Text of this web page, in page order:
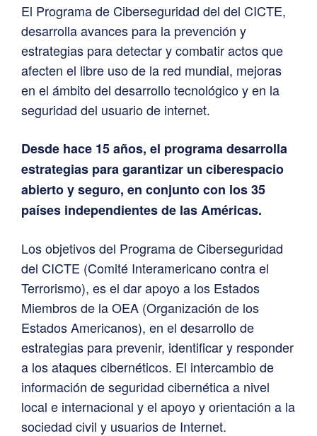
El Programa de Ciberseguridad del del CICTE,
desarrolla avances para la prevención y
estrategias para detectar y combatir actos que
afecten el libre uso de la red mundial, mejoras
en el ámbito del desarrollo tecnológico y en la
seguridad del usuario de internet.
Desde hace 15 años, el programa desarrolla
estrategias para garantizar un ciberespacio
abierto y seguro, en conjunto con los 35
países independientes de las Américas.
Los objetivos del Programa de Ciberseguridad
del CICTE (Comité Interamericano contra el
Terrorismo), es el dar apoyo a los Estados
Miembros de la OEA (Organización de los
Estados Americanos), en el desarrollo de
estrategias para prevenir, identificar y responder
a los ataques cibernéticos. El intercambio de
información de seguridad cibernética a nivel
local e internacional y el apoyo y orientación a la
sociedad civil y usuarios de Internet.